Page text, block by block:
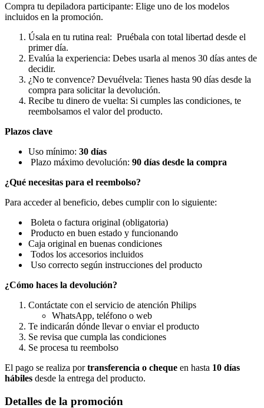
Compra tu depiladora participante: Elige uno de los modelos
incluidos en la promoción.
Úsala en tu rutina real:  Pruébala con total libertad desde el
primer día.
Evalúa la experiencia: Debes usarla al menos 30 días antes de
decidir.
¿No te convence? Devuélvela: Tienes hasta 90 días desde la
compra para solicitar la devolución.
Recibe tu dinero de vuelta: Si cumples las condiciones, te
reembolsamos el valor del producto.
Plazos clave
Uso mínimo: 30 días
Plazo máximo devolución: 90 días desde la compra
¿Qué necesitas para el reembolso?
Para acceder al beneficio, debes cumplir con lo siguiente:
Boleta o factura original (obligatoria)
Producto en buen estado y funcionando
Caja original en buenas condiciones
Todos los accesorios incluidos
Uso correcto según instrucciones del producto
¿Cómo haces la devolución?
Contáctate con el servicio de atención Philips
WhatsApp, teléfono o web
Te indicarán dónde llevar o enviar el producto
Se revisa que cumpla las condiciones
Se procesa tu reembolso
El pago se realiza por transferencia o cheque en hasta 10 días
hábiles desde la entrega del producto.
Detalles de la promoción